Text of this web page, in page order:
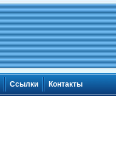
Ссылки Контакты